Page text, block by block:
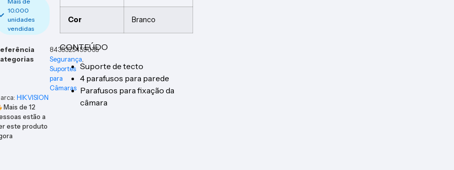
10.000
unidades
vendidas
8435325459035
Segurança,
Suportes
para
Câmaras
HIKVISION
Mais de12
estão a
este produto
Cor Branco
CONTEÚDO
Suporte de tecto
4 parafusos para parede
Parafusos para fixação da
câmara